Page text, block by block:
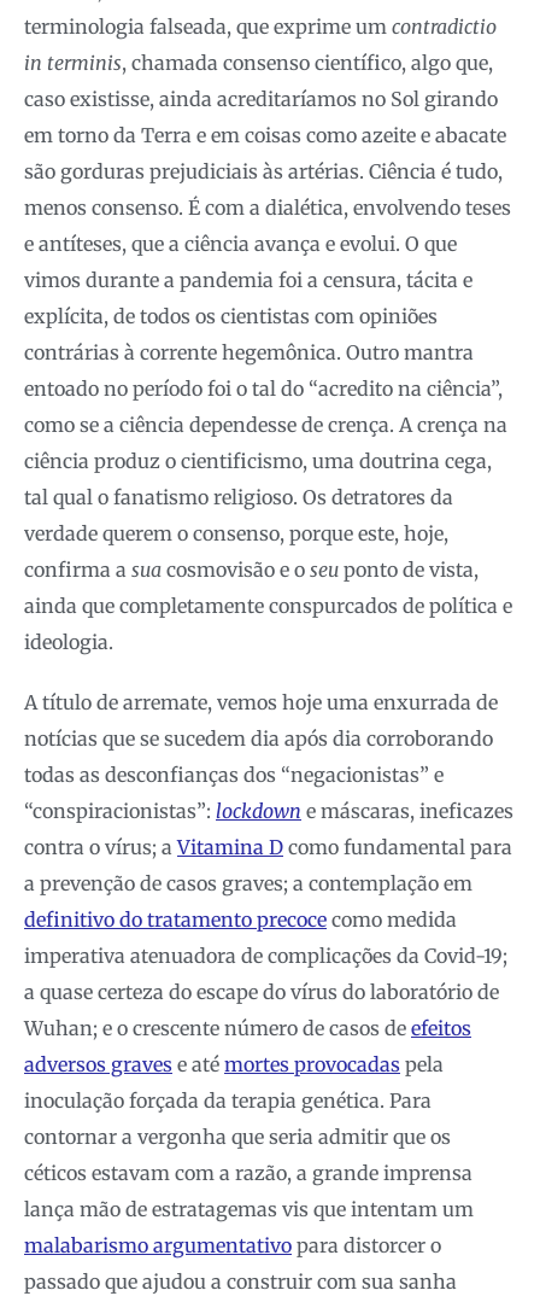
terminologia falseada, que exprime um contradictio
in terminis, chamada consenso científico, algo que,
caso existisse, ainda acreditaríamos no Sol girando
em torno da Terra e em coisas como azeite e abacate
são gorduras prejudiciais às artérias. Ciência é tudo,
menos consenso. É com a dialética, envolvendo teses
e antíteses, que a ciência avança e evolui. O que
vimos durante a pandemia foi a censura, tácita e
explícita, de todos os cientistas com opiniões
contrárias à corrente hegemônica. Outro mantra
entoado no período foi o tal do “acredito na ciência”,
como se a ciência dependesse de crença. A crença na
ciência produz o cientificismo, uma doutrina cega,
tal qual o fanatismo religioso. Os detratores da
verdade querem o consenso, porque este, hoje,
confirma a sua cosmovisão e o seu ponto de vista,
ainda que completamente conspurcados de política e
ideologia.
A título de arremate, vemos hoje uma enxurrada de
notícias que se sucedem dia após dia corroborando
todas as desconfianças dos “negacionistas” e
“conspiracionistas”: lockdown e máscaras, ineficazes
contra o vírus; aVitamina D como fundamental para
a prevenção de casos graves; a contemplação em
definitivo do tratamento precoce como medida
imperativa atenuadora de complicações da Covid-19;
a quase certeza do escape do vírus do laboratório de
Wuhan; e o crescente número de casos de efeitos
adversos graves e até mortes provocadas pela
inoculação forçada da terapia genética. Para
contornar a vergonha que seria admitir que os
céticos estavam com a razão, a grande imprensa
lança mão de estratagemas vis que intentam um
malabarismo argumentativo para distorcer o
passado que ajudou a construir com sua sanha